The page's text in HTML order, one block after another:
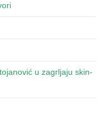
u zagrljaju skin-